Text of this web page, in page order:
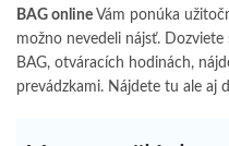
BAG online Vám ponúka
možno nevedeli nájsť.
BAG, otváracích hodinách,
prevádzkami. Nájdete tu ale aj